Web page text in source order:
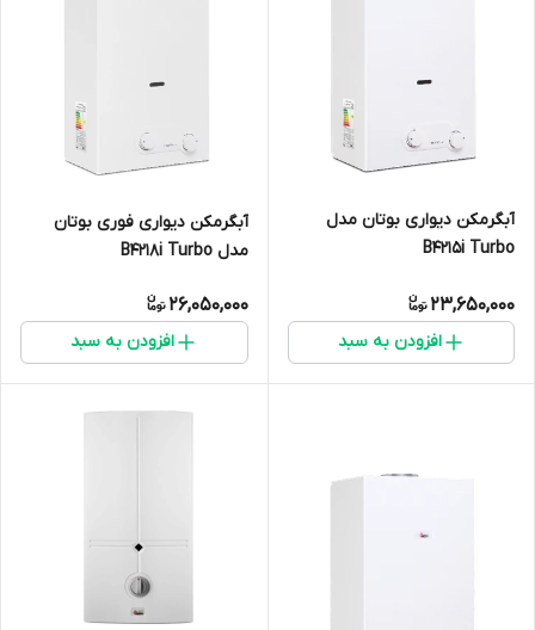
آبگرمکن دیواری بوتان مدل
B4215i Turbo
23,650,000
افزودن به سبد
آبگرمکن دیواری فوری بوتان
مدل B4218i Turbo
26,050,000
افزودن به سبد